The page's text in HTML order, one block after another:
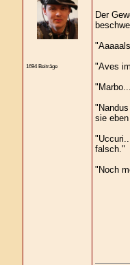
1694 Beiträge
Der
"Aves
sie
falsch."
"Noch